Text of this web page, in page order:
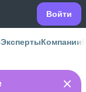
Войти
ЭкспертыКомпании